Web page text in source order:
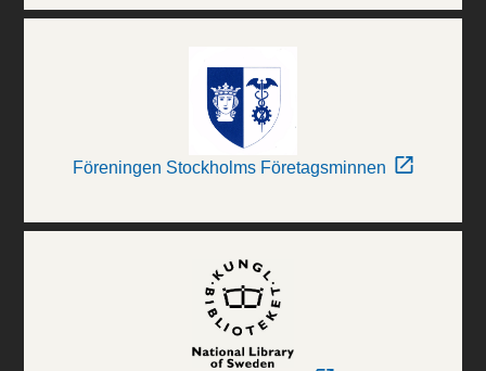
Föreningen Stockholms Företagsminnen